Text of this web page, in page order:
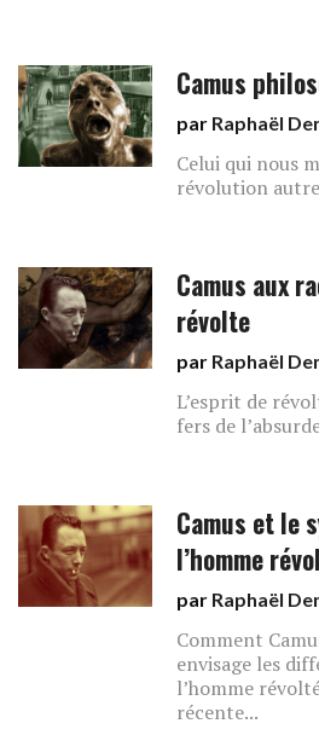
Camus
par Raphaël
Celui qui nous
révolution
Camus aux
révolte
par Raphaël
L’esprit de
fers de
Camus et le
l’homme
par Raphaël
Comment
envisage les
l’homme
récente...